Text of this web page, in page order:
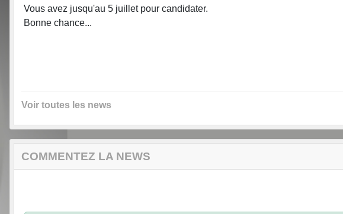
Vous avez jusqu'au 5 juillet pour candidater.
Bonne chance...
Voir toutes les news
COMMENTEZ LA NEWS